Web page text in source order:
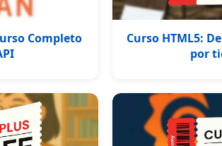
Completo
Curso HTML5:
por